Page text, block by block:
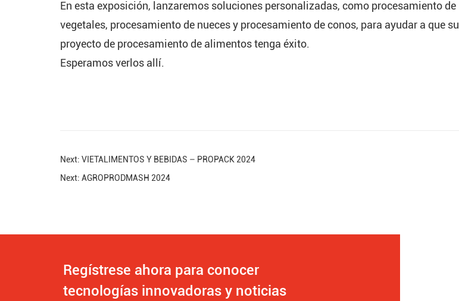
En esta exposición, lanzaremos soluciones personalizadas, como procesamiento de
vegetales, procesamiento de nueces y procesamiento de conos, para ayudar a que su
proyecto de procesamiento de alimentos tenga éxito.
Esperamos verlos allí.
Next: VIETALIMENTOS Y BEBIDAS – PROPACK 2024
Next: AGROPRODMASH 2024
Regístrese ahora para conocer
tecnologías innovadoras y noticias